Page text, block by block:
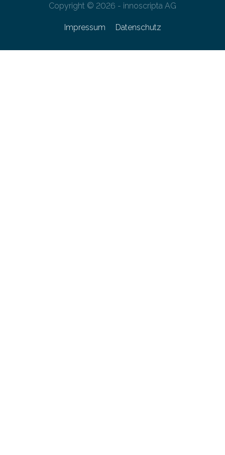
Copyright © 2026 - innoscripta AG
Impressum Datenschutz